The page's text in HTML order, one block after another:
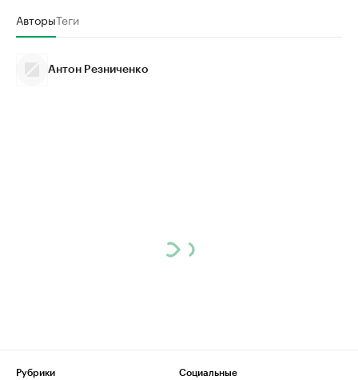
АвторыТеги
Антон Резниченко
Рубрики
Социальные